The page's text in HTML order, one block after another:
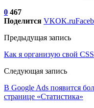
0 467
Поделится VKOK.ru
Предыдущая запись
Как я организую свой
Следующая запись
В Google Ads появится
странице «Статистика»